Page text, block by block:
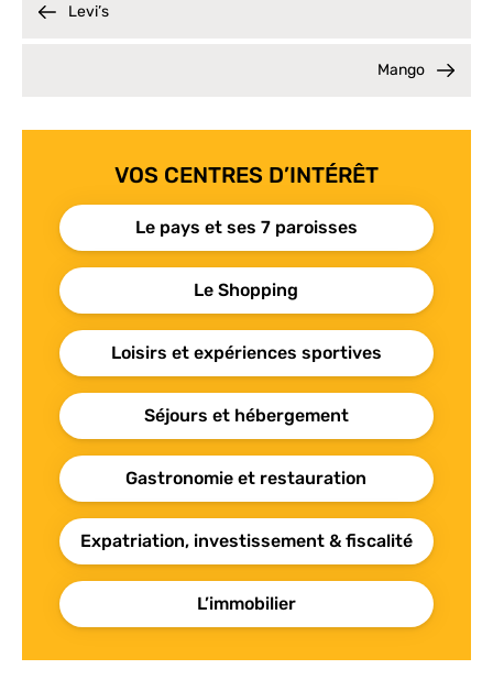
VOS CENTRES D’INTÉRÊT
Le pays et ses 7 paroisses
Le Shopping
Loisirs et expériences sportives
Séjours et hébergement
Gastronomie et restauration
Expatriation, investissement & fiscalité
L’immobilier
Levi’s
Mango